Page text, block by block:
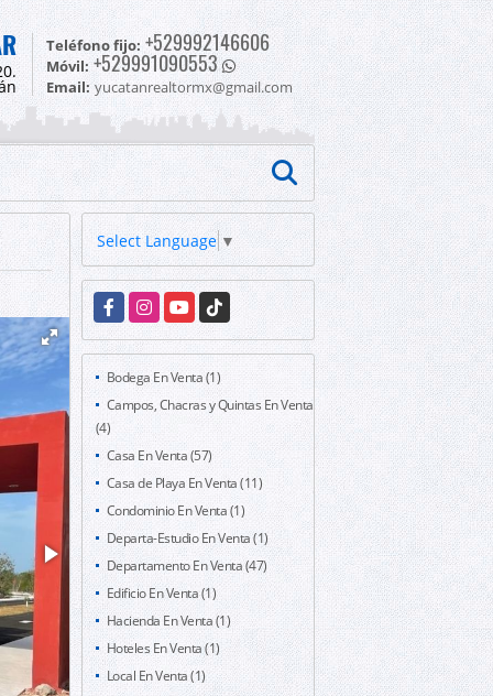
Teléfono fijo: +529992146606
Móvil: +529991090553
Email: yucatanrealtormx@gmail.com
Select Language ▼
FacebookInstagramYouTubeTikTok
Bodega En Venta (1)
Campos, Chacras y Quintas En Venta
(4)
Casa En Venta (57)
Casa de Playa En Venta (11)
Condominio En Venta (1)
Departa-Estudio En Venta (1)
Departamento En Venta (47)
Edificio En Venta (1)
Hacienda En Venta (1)
Hoteles En Venta (1)
Local En Venta (1)